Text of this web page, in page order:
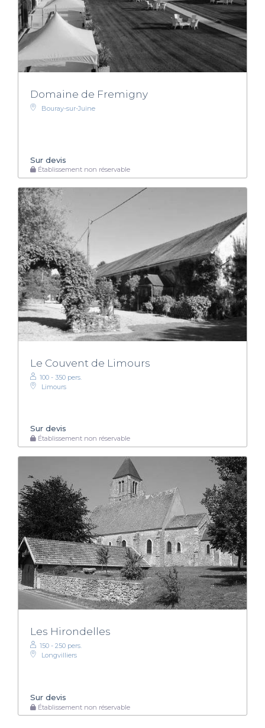
Domaine de Fremigny
Bouray-sur-Juine
Sur devis
Établissement non réservable
Le Couvent de Limours
100 - 350 pers.
Limours
Sur devis
Établissement non réservable
Les Hirondelles
150 - 250 pers.
Longvilliers
Sur devis
Établissement non réservable